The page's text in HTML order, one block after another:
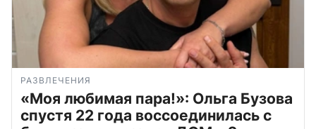
РАЗВЛЕЧЕНИЯ
«Моя любимая пара!»: Ольга Бузова
спустя 22 года воссоединилась с